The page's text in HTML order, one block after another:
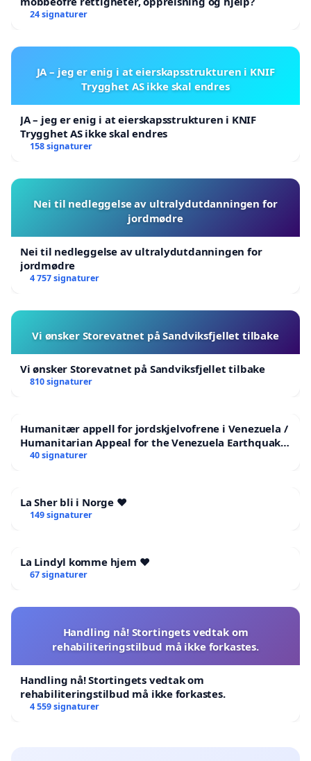
24 signaturer
JA – jeg er enig i at eierskapsstrukturen i KNIF
Trygghet AS ikke skal endres
JA – jeg er enig i at eierskapsstrukturen i KNIF
Trygghet AS ikke skal endres
158 signaturer
Nei til nedleggelse av ultralydutdanningen for
jordmødre
Nei til nedleggelse av ultralydutdanningen for
jordmødre
4 757 signaturer
Vi ønsker Storevatnet på Sandviksfjellet tilbake
Vi ønsker Storevatnet på Sandviksfjellet tilbake
810 signaturer
Humanitær appell for jordskjelvofrene i Venezuela /
Humanitarian Appeal for the Venezuela Earthquake
Victims
40 signaturer
La Sher bli i Norge ❤️
149 signaturer
La Lindyl komme hjem ❤️
67 signaturer
Handling nå! Stortingets vedtak om
rehabiliteringstilbud må ikke forkastes.
Handling nå! Stortingets vedtak om
rehabiliteringstilbud må ikke forkastes.
4 559 signaturer